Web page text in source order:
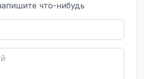
что-нибудь